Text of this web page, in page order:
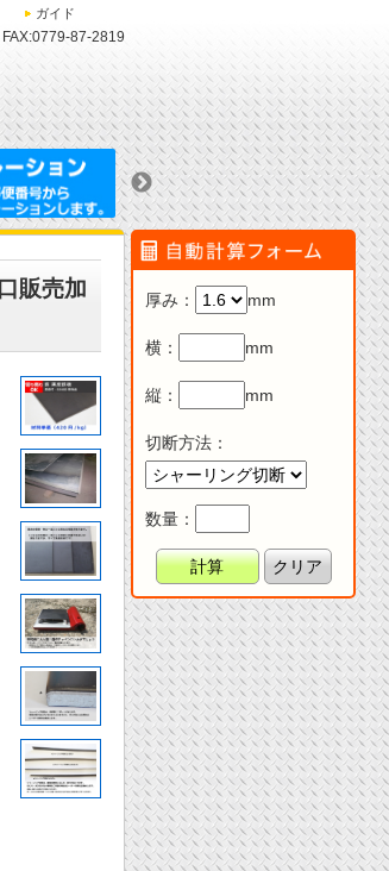
ガイド
販売加
厚み ： mm
横 ： mm
縦 ： mm
切断方法 ：
数量：
計算 クリア